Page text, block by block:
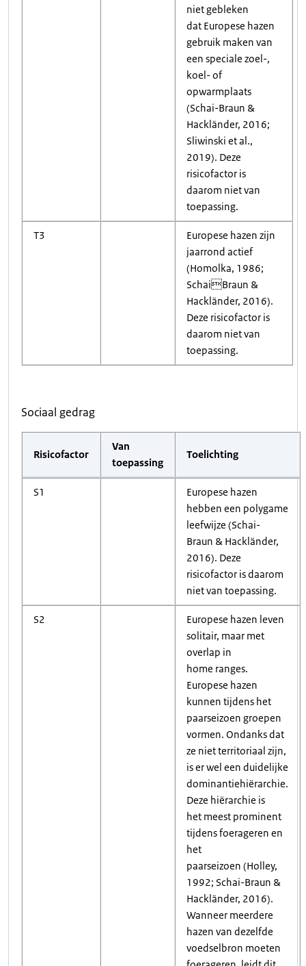
niet gebleken
dat Europese hazen
gebruik maken van
een speciale zoel-,
koel- of
opwarmplaats
(Schai-Braun &
Hackländer, 2016;
Sliwinski et al.,
2019). Deze
risicofactor is
daarom niet van
toepassing.
T3
Europese hazen zijn
jaarrond actief
(Homolka, 1986;
SchaiBraun &
Hackländer, 2016).
Deze risicofactor is
daarom niet van
toepassing.
Sociaal gedrag
Risicofactor
Van
toepassing
Toelichting
S1
Europese hazen
hebben een polygame
leefwijze (Schai-
Braun & Hackländer,
2016). Deze
risicofactor is daarom
niet van toepassing.
S2
Europese hazen leven
solitair, maar met
overlap in
home ranges.
Europese hazen
kunnen tijdens het
paarseizoen groepen
vormen. Ondanks dat
ze niet territoriaal zijn,
is er wel een duidelijke
dominantiehiërarchie.
Deze hiërarchie is
het meest prominent
tijdens foerageren en
het
paarseizoen (Holley,
1992; Schai-Braun &
Hackländer, 2016).
Wanneer meerdere
hazen van dezelfde
voedselbron moeten